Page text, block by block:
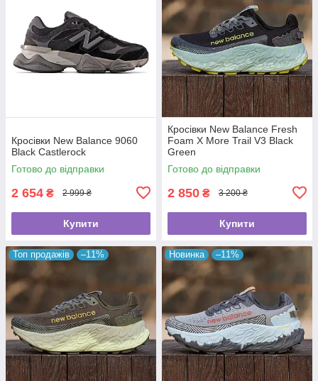
Кросівки New Balance 9060
Black Castlerock
Готово до відправки
2 654 ₴ 2 999 ₴
Купити
Кросівки New Balance Fresh
Foam X More Trail V3 Black
Green
Готово до відправки
2 850 ₴ 3 200 ₴
Купити
Топ продажів –11% Новинка –11%